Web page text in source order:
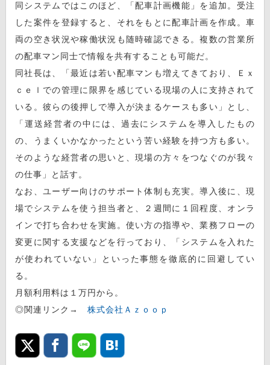
同システムではこのほど、「配車計画機能」を追加。受注
した案件を登録すると、それをもとに配車計画を作成。車
両の空き状況や稼働状況も随時確認できる。複数の営業所
の配車マン同士で情報を共有することも可能だ。
同社長は、「最近は若い配車マンも増えてきており、Ｅｘ
ｃｅｌでの管理に限界を感じている現場の人に支持されて
いる。彼らの後押しで導入が決まるケースも多い」とし、
「運送経営者の中には、過去にシステムを導入したもの
の、うまくいかなかったという苦い経験を持つ方も多い。
そのような経営者の思いと、現場の方々をつなぐのが我々
の仕事」と話す。
なお、ユーザー向けのサポート体制も充実。導入後に、現
場でシステムを使う担当者と、２週間に１回程度、オンラ
インで打ち合わせを実施。使い方の指導や、業務フローの
変更に関する支援などを行っており、「システムを入れた
が使われていない」といった事態を徹底的に回避してい
る。
月額利用料は１万円から。
◎関連リンク→ 株式会社Ａｚｏｏｐ